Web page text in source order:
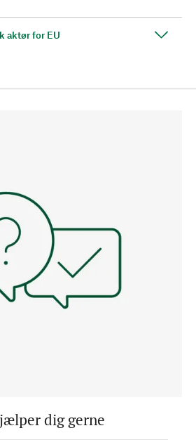
aktør for EU
dig gerne